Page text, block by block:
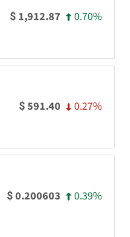
$ 1,912.87 0.70%
$591.40 0.27%
$0.200603 0.39%